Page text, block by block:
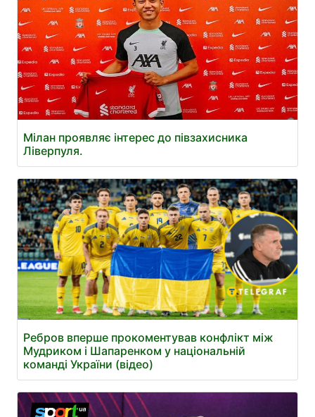
Мілан проявляє інтерес до півзахисника
Ліверпуля.
Ребров вперше прокоментував конфлікт між
Мудриком і Шапаренком у національній
команді України (відео)